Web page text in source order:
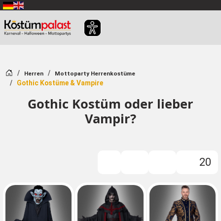
Zum Hauptinhalt springen
Startseite
Herren Mottoparty Herrenkostüme
Gothic Kostüme & Vampire
Gothic Kostüm oder lieber
Vampir?
20